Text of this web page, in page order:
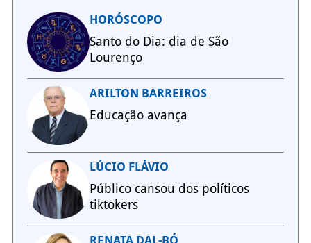
HORÓSCOPO
Santo do Dia: dia de São
Lourenço
ARILTON BARREIROS
Educação avança
LÚCIO FLÁVIO
Público cansou dos políticos
tiktokers